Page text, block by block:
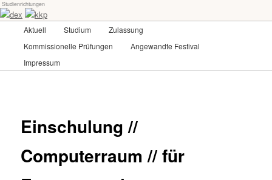
Skip
to
primary
contentdex-kkp
Universität für angewandte Kunst Wien
Studienrichtungen
Aktuell Studium
Zulassung
Kommissionelle Prüfungen
Angewandte Festival
Impressum
Einschulung //
Computerraum // für